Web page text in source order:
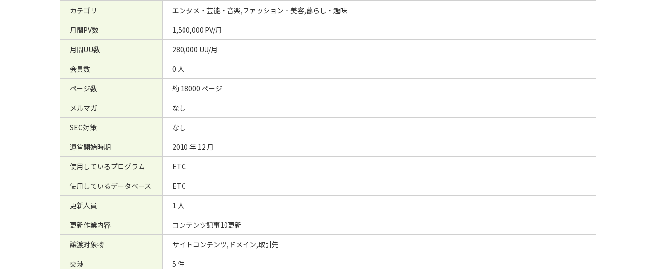
カテゴリ
エンタメ・芸能・音楽,ファッション・美容,暮らし・趣味
月間PV数
1,500,000 PV/月
月間UU数
280,000 UU/月
会員数
0 人
ページ数
約 18000 ページ
メルマガ
なし
SEO対策
なし
運営開始時期
2010 年 12 月
使用しているプログラム
ETC
使用しているデータベース
ETC
更新人員
1 人
更新作業内容
コンテンツ記事10更新
譲渡対象物
サイトコンテンツ,ドメイン,取引先
交渉
5 件